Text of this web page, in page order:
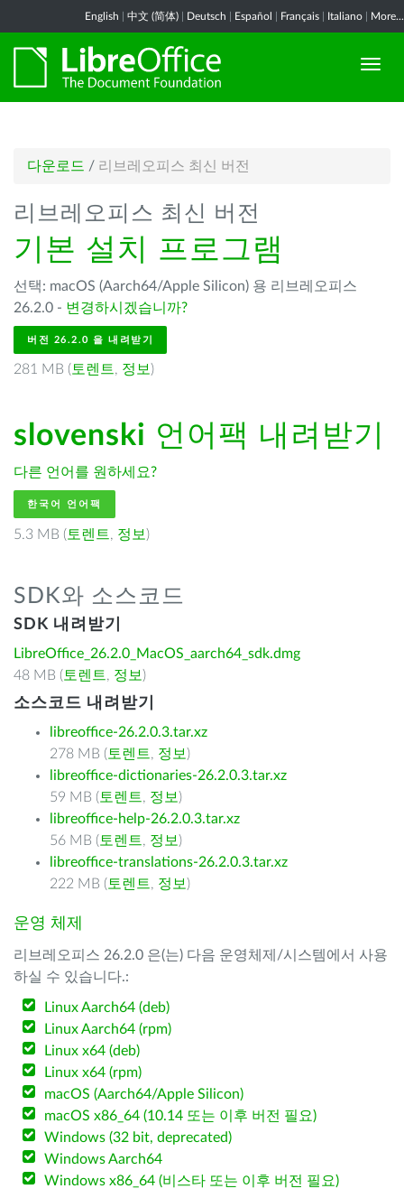
English 中文 (简体) Deutsch Español Français Italiano More...
다운로드 / 리브레오피스 최신 버전
리브레오피스 최신 버전
기본 설치 프로그램
선택: macOS (Aarch64/Apple Silicon) 용 리브레오피스
26.2.0 - 변경하시겠습니까?
버전 26.2.0 을 내려받기
281 MB ( 토렌트, 정보 )
slovenski 언어팩 내려받기
다른 언어를 원하세요?
한국어 언어팩
5.3 MB ( 토렌트, 정보 )
SDK와 소스코드
SDK 내려받기
LibreOffice_26.2.0_MacOS_aarch64_sdk.dmg
48 MB ( 토렌트, 정보 )
소스코드 내려받기
libreoffice-26.2.0.3.tar.xz
278 MB ( 토렌트, 정보 )
libreoffice-dictionaries-26.2.0.3.tar.xz
59 MB ( 토렌트, 정보 )
libreoffice-help-26.2.0.3.tar.xz
56 MB ( 토렌트, 정보 )
libreoffice-translations-26.2.0.3.tar.xz
222 MB ( 토렌트, 정보 )
운영 체제
리브레오피스 26.2.0 은(는) 다음 운영체제/시스템에서 사용
하실 수 있습니다.:
Linux Aarch64 (deb)
Linux Aarch64 (rpm)
Linux x64 (deb)
Linux x64 (rpm)
macOS (Aarch64/Apple Silicon)
macOS x86_64 (10.14 또는 이후 버전 필요)
Windows (32 bit, deprecated)
Windows Aarch64
Windows x86_64 (비스타 또는 이후 버전 필요)